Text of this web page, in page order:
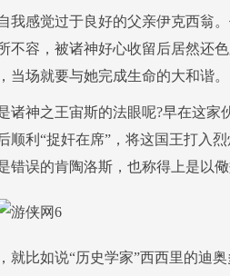
我感觉过于良好的父亲伊克西翁
不容，被诸神好心收留后居然还
场就要与她完成生命的大和谐。
神之王宙斯的法眼呢?早在这家
利“捉奸在席”，将这国王打入
误的肯陶洛斯，也称得上是以儆
比如说“历史学家”西西里的迪